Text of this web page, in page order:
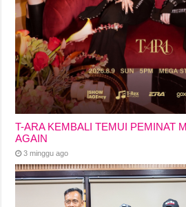
T-ARA KEMBALI TEMUI PEMINAT
AGAIN
3 minggu ago